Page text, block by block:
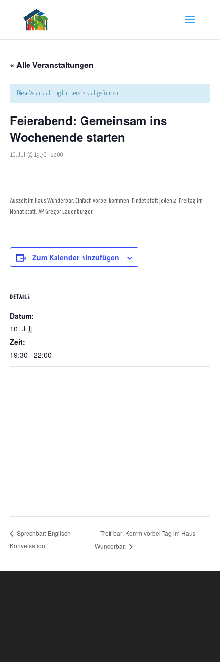
« Alle Veranstaltungen
Diese Veranstaltung hat bereits stattgefunden.
Feierabend: Gemeinsam ins
Wochenende starten
10. Juli @ 19:30 -22:00
Auszeit im Haus Wunderbar. Einfach vorbei kommen. Findet statt jeden 2. Freitag im
Monat statt. AP Gregor Lauenburger
Zum Kalender hinzufügen
DETAILS
Datum:
10. Juli
Zeit:
19:30 - 22:00
Sprechbar: Englisch
Konversation
Treff-bar: Komm vorbei-Tag im Haus
Wunderbar.